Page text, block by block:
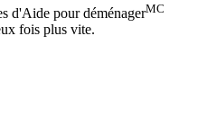
d'Aide pour déménagerMC
fois plus vite.